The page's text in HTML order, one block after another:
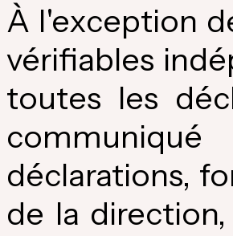
À l'exception
vérifiables
toutes les
déclarations,
de la